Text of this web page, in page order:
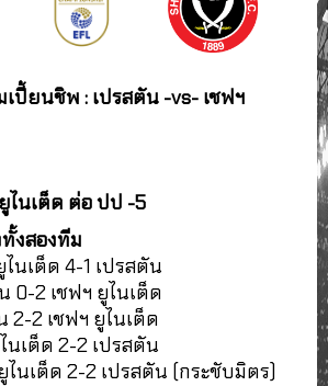
ปี้ยนชิพ : เปรสตัน -vs- เชฟฯ
ไนเต็ด ต่อ ปป -5
งสองทีม
นเต็ด 4-1 เปรสตัน
0-2 เชฟฯ ยูไนเต็ด
2-2 เชฟฯ ยูไนเต็ด
นเต็ด 2-2 เปรสตัน
นเต็ด 2-2 เปรสตัน (กระชับมิตร)